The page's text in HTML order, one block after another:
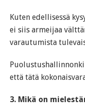
Kuten edellisessä
ei siis armeijaa
varautumista
että tätä
3. Mikä on